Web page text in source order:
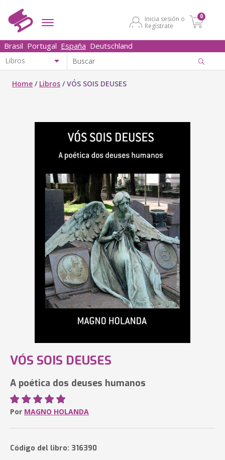
Inicia sesión o
Regístrate
0
Brasil Portugal España Deutschland
Home / Libros /VÓS SOIS DEUSES
VÓS SOIS DEUSES
A poética dos deuses humanos
Por MAGNO HOLANDA
Código del libro: 316390